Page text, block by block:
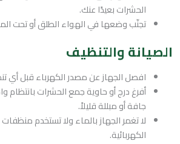
الحشرات بعيدًا عنك.
تجنّب وضعها في الهواء الطلق أو تحت
الصيانة والتنظيف
افصل الجهاز عن مصدر الكهرباء قبل أي
أفرغ درج أو حاوية جمع الحشرات
جافة أو مبللة قليلاً.
لا تغمر الجهاز بالماء ولا تستخدم
الكهربائية.